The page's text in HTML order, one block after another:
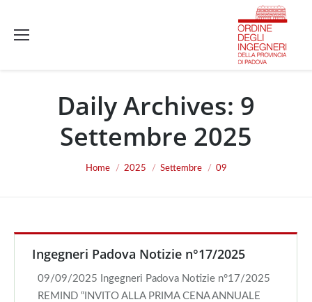
Daily Archives: 9
Settembre 2025
Home 2025 Settembre 09
Ingegneri Padova Notizie n°17/2025
09/09/2025 Ingegneri Padova Notizie n°17/2025
REMIND “INVITO ALLA PRIMA CENA ANNUALE